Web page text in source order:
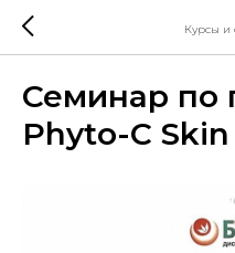
Курсы и
Семинар по
Phyto-С Skin